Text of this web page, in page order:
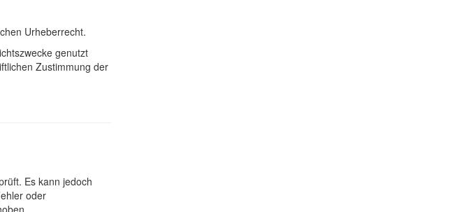
Urheberrecht.
genutzt
Zustimmung der
Es kann jedoch
oder